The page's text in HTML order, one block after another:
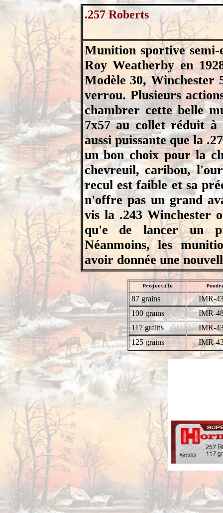
.257 Roberts
Munition sportive
Roy Weatherby en
Modèle 30, Winchester
verrou. Plusieurs
chambrer cette belle
7x57 au collet réduit à
aussi puissante que la
un bon choix pour la
chevreuil, caribou,
recul est faible et sa
n'offre pas un grand
vis la .243 Winchester
qu'e de lancer un
Néanmoins, les
avoir donnée une
Projectile
87 grains
IMR-
100 grains
IMR-
117 grains
IMR-
125 grains
IMR-